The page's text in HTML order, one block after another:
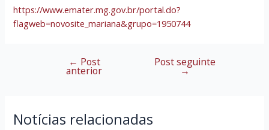
https://www.emater.mg.gov.br/portal.do?
flagweb=novosite_mariana&grupo=1950744
Navegação
← Post
anterior
Post seguinte
→
Notícias relacionadas